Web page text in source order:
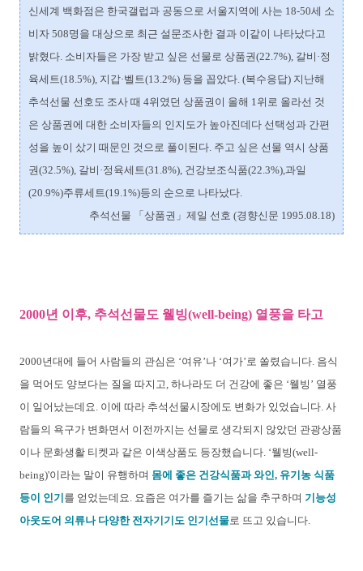
신세계 백화점은 한국갤럽과 공동으로 서울지역에 사는 18-50세 소
비자 508명을 대상으로 최근 설문조사한 결과 이같이 나타났다고
밝혔다. 소비자들은 가장 받고 싶은 선물로 상품권(22.7%), 갈비·정
육세트(18.5%), 지갑·벨트(13.2%) 등을 꼽았다. (복수응답) 지난해
추석선물 선호도 조사 때 4위였던 상품권이 올해 1위로 올라선 것
은 상품권에 대한 소비자들의 인지도가 높아진데다 선택성과 간편
성을 높이 샀기 때문인 것으로 풀이된다. 주고 싶은 선물 역시 상품
권(32.5%), 갈비·정육세트(31.8%), 건강보조식품(22.3%),과일
(20.9%)주류세트(19.1%)등의 순으로 나타났다.
추석선물 「상품권」제일 선호 (경향신문 1995.08.18)
2000년 이후, 추석선물도 웰빙(well-being) 열풍을 타고
2000년대에 들어 사람들의 관심은 ‘여유’나 ‘여가’로 쏠렸습니다. 음식
을 먹어도 양보다는 질을 따지고, 하나라도 더 건강에 좋은 ‘웰빙’ 열풍
이 일어났는데요. 이에 따라 추석선물시장에도 변화가 있었습니다. 사
람들의 욕구가 변화면서 이전까지는 선물로 생각되지 않았던 관광상품
이나 문화생활 티켓과 같은 이색상품도 등장했습니다. ‘웰빙(well-
being)'이라는 말이 유행하며 몸에 좋은 건강식품과 와인, 유기농 식품
등이 인기 를 얻었는데요. 요즘은 여가를 즐기는 삶을 추구하며 기능성
아웃도어 의류나 다양한 전자기기도 인기선물로 뜨고 있습니다.